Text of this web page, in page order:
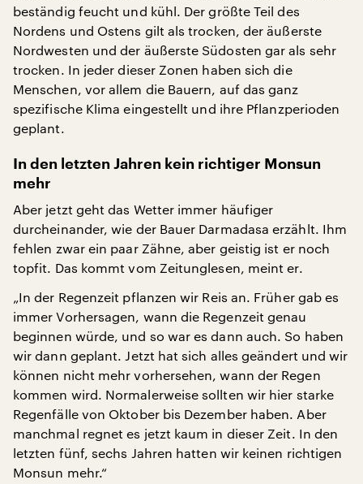
beständig feucht und kühl. Der größte Teil des
Nordens und Ostens gilt als trocken, der äußerste
Nordwesten und der äußerste Südosten gar als sehr
trocken. In jeder dieser Zonen haben sich die
Menschen, vor allem die Bauern, auf das ganz
spezifische Klima eingestellt und ihre Pflanzperioden
geplant.
In den letzten Jahren kein richtiger Monsun
mehr
Aber jetzt geht das Wetter immer häufiger
durcheinander, wie der Bauer Darmadasa erzählt. Ihm
fehlen zwar ein paar Zähne, aber geistig ist er noch
topfit. Das kommt vom Zeitunglesen, meint er.
„In der Regenzeit pflanzen wir Reis an. Früher gab es
immer Vorhersagen, wann die Regenzeit genau
beginnen würde, und so war es dann auch. So haben
wir dann geplant. Jetzt hat sich alles geändert und wir
können nicht mehr vorhersehen, wann der Regen
kommen wird. Normalerweise sollten wir hier starke
Regenfälle von Oktober bis Dezember haben. Aber
manchmal regnet es jetzt kaum in dieser Zeit. In den
letzten fünf, sechs Jahren hatten wir keinen richtigen
Monsun mehr.“